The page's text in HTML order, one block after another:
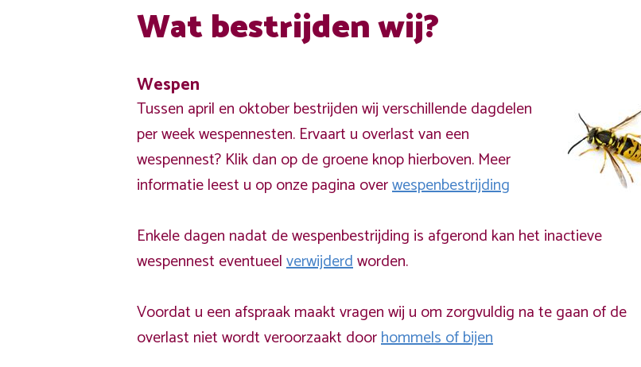
Wat bestrijden wij?
Wespen
Tussen april en oktober bestrijden wij verschillende dagdelen
per week wespennesten. Ervaart u overlast van een
wespennest? Klik dan op de groene knop hierboven. Meer
informatie leest u op onze pagina overwespenbestrijding
Enkele dagen nadat de wespenbestrijding is afgerond kan het inactieve
wespennest eventueelverwijderdworden.
Voordat u een afspraak maakt vragen wij u om zorgvuldig na te gaan of de
overlast niet wordt veroorzaakt doorhommels of bijen